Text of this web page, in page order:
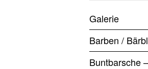
Galerie
Barben /
Buntbarsche